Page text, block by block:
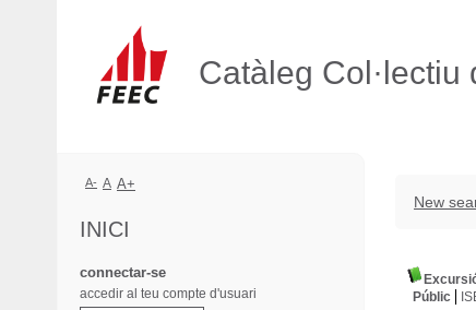
Catàleg
New
Públic
A- A A+
INICI
connectar-se
accedir al teu compte d'usuari